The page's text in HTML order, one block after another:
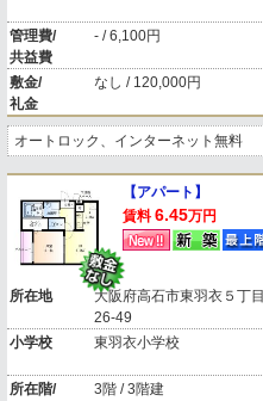
管理費/
共益費
- / 6,100円
敷金/
礼金
なし / 120,000円
オートロック、インターネット無料
【アパート】
賃料 6.45万円
所在地
大阪府高石市東羽衣５丁目
26-49
小学校
東羽衣小学校
所在階/
3階 / 3階建